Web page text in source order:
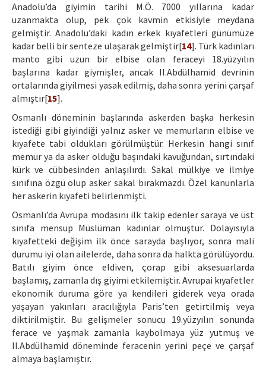
Anadolu’da giyimin tarihi M.Ö. 7000 yıllarına kadar
uzanmakta olup, pek çok kavmin etkisiyle meydana
gelmiştir. Anadolu’daki kadın erkek kıyafetleri günümüze
kadar belli bir senteze ulaşarak gelmiştir[14]. Türk kadınları
manto gibi uzun bir elbise olan feraceyi 18.yüzyılın
başlarına kadar giymişler, ancak II.Abdülhamid devrinin
ortalarında giyilmesi yasak edilmiş, daha sonra yerini çarşaf
almıştır[15].
Osmanlı döneminin başlarında askerden başka herkesin
istediği gibi giyindiği yalnız asker ve memurların elbise ve
kıyafete tabi oldukları görülmüştür. Herkesin hangi sınıf
memur ya da asker olduğu başındaki kavuğundan, sırtındaki
kürk ve cübbesinden anlaşılırdı. Sakal mülkiye ve ilmiye
sınıfına özgü olup asker sakal bırakmazdı. Özel kanunlarla
her askerin kıyafeti belirlenmişti.
Osmanlı’da Avrupa modasını ilk takip edenler saraya ve üst
sınıfa mensup Müslüman kadınlar olmuştur. Dolayısıyla
kıyafetteki değişim ilk önce sarayda başlıyor, sonra mali
durumu iyi olan ailelerde, daha sonra da halkta görülüyordu.
Batılı giyim önce eldiven, çorap gibi aksesuarlarda
başlamış, zamanla dış giyimi etkilemiştir. Avrupai kıyafetler
ekonomik duruma göre ya kendileri giderek veya orada
yaşayan yakınları aracılığıyla Paris’ten getirtilmiş veya
diktirilmiştir. Bu gelişmeler sonucu 19.yüzyılın sonunda
ferace ve yaşmak zamanla kaybolmaya yüz yutmuş ve
II.Abdülhamid döneminde feracenin yerini peçe ve çarşaf
almaya başlamıştır.